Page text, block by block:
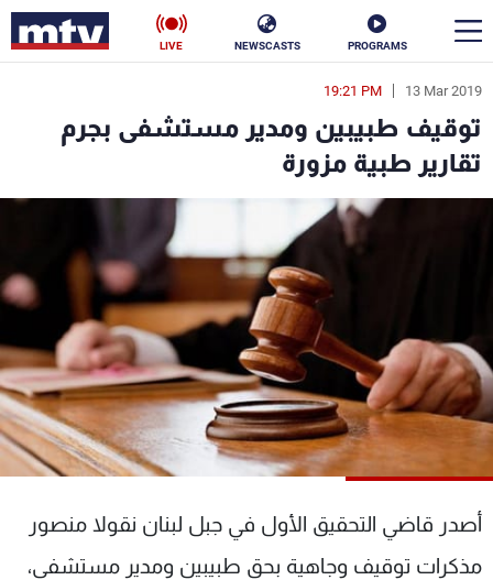
PROGRAMS
NEWSCASTS
LIVE
13 Mar 2019
19:21 PM
توقيف طبيبين ومدير مستشفى بجرم
تقارير طبية مزورة
أصدر قاضي التحقيق الأول في جبل لبنان نقولا منصور
مذكرات توقيف وجاهية بحق طبيبين ومدير مستشفى،
en
الأخبار
سياسة ناس
فن
رياضة
كأس العالم
جدول البرامج
شاهد البرامج